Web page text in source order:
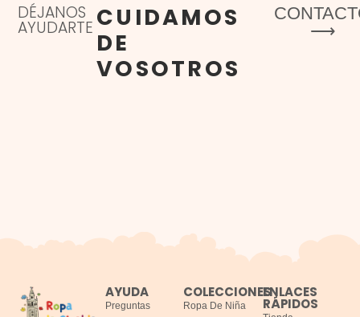
DÉJANOS
AYUDARTE CUIDAMOS
DE
VOSOTROS
⟶
AYUDA
Preguntas
COLECCIONES
Ropa De Niña
ENLACES
RÁPIDOS